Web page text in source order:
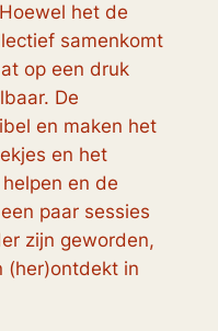
het de
samenkomt
op een druk
De
en maken het
en het
en de
paar sessies
zijn geworden,
(her)ontdekt in